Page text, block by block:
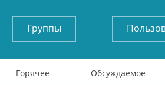
Группы
Горячее Обсуждаемое